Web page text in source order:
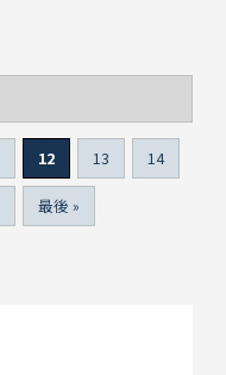
12 13 14
最後 »